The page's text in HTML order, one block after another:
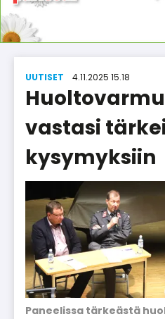
UUTISET 4.11.2025 15.18
vastasi
kysymyksiin
Paneelissa tärkeästä